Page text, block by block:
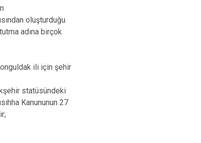
oluşturduğu
adına birçok
ili için şehir
statüsündeki
Kanununun 27